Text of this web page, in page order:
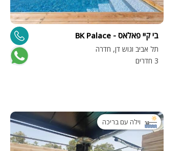
בי קיי פאלאס - BK Palace
תל אביב וגוש דן, חדרה
3 חדרים
וילה עם בריכה